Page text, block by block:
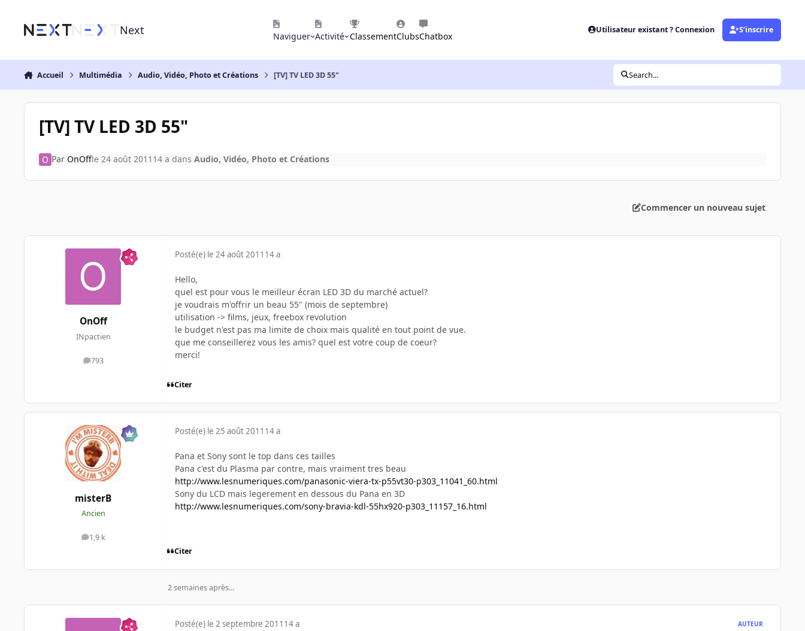
Next Naviguer Activité ClassementClubsChatbox
Utilisateur existant ? Connexion S’inscrire
Accueil Multimédia Audio, Vidéo, Photo et Créations [TV] TV LED 3D 55" Search...
[TV] TV LED 3D 55"
Par OnOffle 24 août 2011 14 a dans Audio, Vidéo, Photo et Créations
Commencer un nouveau sujet
OnOff
INpactien
793
messages
Posté(e) le 24 août 2011 14 a
Hello,
quel est pour vous le meilleur écran LED 3D du marché actuel?
je voudrais m'offrir un beau 55" (mois de septembre)
utilisation -> films, jeux, freebox revolution
le budget n'est pas ma limite de choix mais qualité en tout point de vue.
que me conseillerez vous les amis? quel est votre coup de coeur?
merci!
Citer
misterB
Ancien
1,9 k
messages
Posté(e) le 25 août 2011 14 a
Pana et Sony sont le top dans ces tailles
Pana c'est du Plasma par contre, mais vraiment tres beau
http://www.lesnumeriques.com/panasonic-viera-tx-p55vt30-p303_11041_60.html
Sony du LCD mais legerement en dessous du Pana en 3D
http://www.lesnumeriques.com/sony-bravia-kdl-55hx920-p303_11157_16.html
Citer
2 semaines après...
Posté(e) le 2 septembre 2011 14 a AUTEUR